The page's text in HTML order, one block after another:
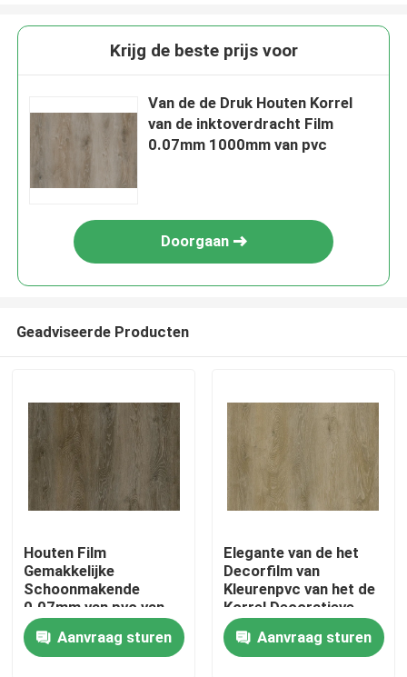
Home
Krijg de beste prijs voor
Van de de Druk Houten Korrel
van de inktoverdracht Film
0.07mm 1000mm van pvc
Doorgaan
Geadviseerde Producten
Houten Film
Gemakkelijke
Schoonmakende
0.07mm van pvc van
de
misvormingsweerstand
Aanvraag sturen
Elegante van de het
Decorfilm van
Kleurenpvc van het de
Korrel Decoratieve
Vochtbestendige
Water Houten de
Inktdruk
Aanvraag sturen